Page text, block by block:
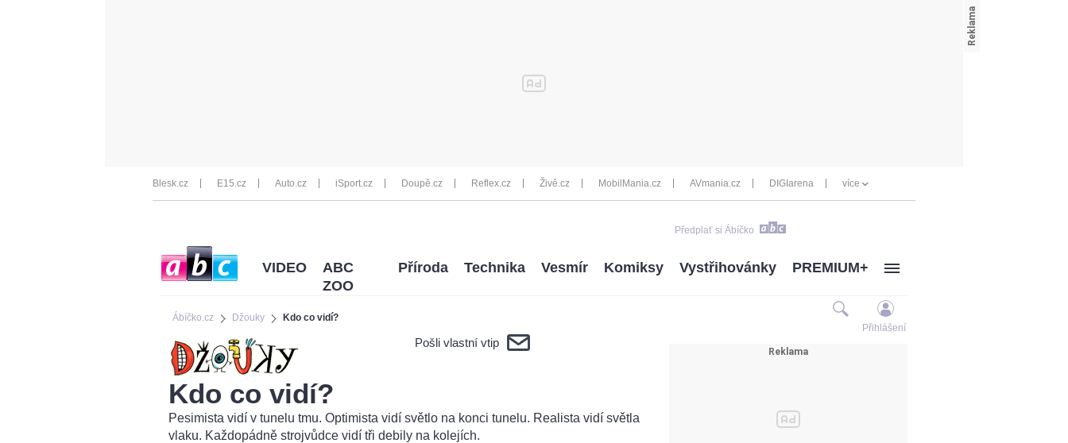
Blesk.cz E15.cz Auto.cz iSport.cz Doupě.cz Reflex.cz Živě.cz MobilMania.cz AVmania.cz DIGIarena více
Předplať si Ábíčko
Ábíčko.cz Džouky Kdo co vidí?
VIDEO
ABC
ZOO
Příroda Technika Vesmír Komiksy Vystřihovánky PREMIUM+
Přihlášení
Pošli vlastní vtip
Kdo co vidí?
Pesimista vidí v tunelu tmu. Optimista vidí světlo na konci tunelu. Realista vidí světla
vlaku. Každopádně strojvůdce vidí tři debily na kolejích.